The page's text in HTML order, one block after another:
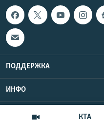
КТА
ПОДДЕРЖКА
ИНФО
Copyright
UTC+3